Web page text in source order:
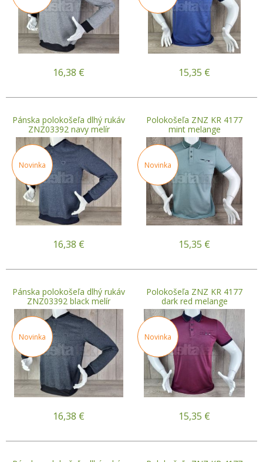
16,38 € 15,35 €
Pánska polokošeľa dlhý rukáv
ZNZ03392 navy melír
Novinka
16,38 €
Polokošeľa ZNZ KR 4177
mint melange
Novinka
15,35 €
Pánska polokošeľa dlhý rukáv
ZNZ03392 black melír
Novinka
16,38 €
Polokošeľa ZNZ KR 4177
dark red melange
Novinka
15,35 €